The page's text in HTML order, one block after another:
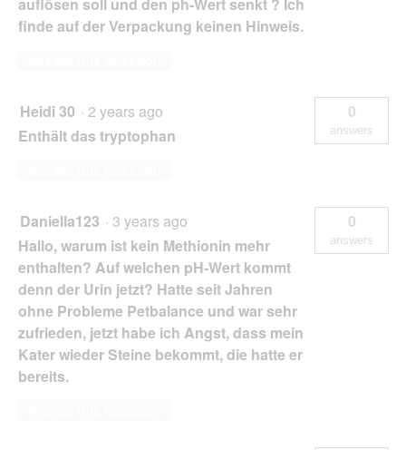
auflösen soll und den ph-Wert senkt ? Ich
finde auf der Verpackung keinen Hinweis.
Heidi 30 · 2 years ago
Enthält das tryptophan
0
answers
Daniella123 · 3 years ago
Hallo, warum ist kein Methionin mehr
enthalten? Auf welchen pH-Wert kommt
denn der Urin jetzt? Hatte seit Jahren
ohne Probleme Petbalance und war sehr
zufrieden, jetzt habe ich Angst, dass mein
Kater wieder Steine bekommt, die hatte er
bereits.
0
answers